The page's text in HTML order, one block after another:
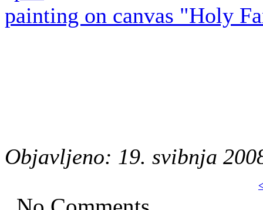
painting on canvas "Holy
Objavljeno: 19. svibnja